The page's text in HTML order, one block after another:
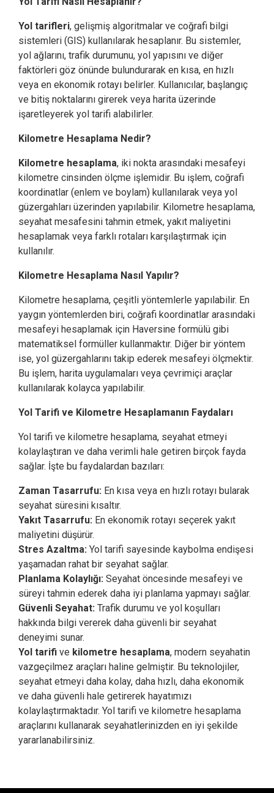
Yol tarifleri, gelişmiş algoritmalar ve coğrafi bilgi
sistemleri (GIS) kullanılarak hesaplanır. Bu sistemler,
yol ağlarını, trafik durumunu, yol yapısını ve diğer
faktörleri göz önünde bulundurarak en kısa, en hızlı
veya en ekonomik rotayı belirler. Kullanıcılar, başlangıç
ve bitiş noktalarını girerek veya harita üzerinde
işaretleyerek yol tarifi alabilirler.
Kilometre Hesaplama Nedir?
Kilometre hesaplama, iki nokta arasındaki mesafeyi
kilometre cinsinden ölçme işlemidir. Bu işlem, coğrafi
koordinatlar (enlem ve boylam) kullanılarak veya yol
güzergahları üzerinden yapılabilir. Kilometre hesaplama,
seyahat mesafesini tahmin etmek, yakıt maliyetini
hesaplamak veya farklı rotaları karşılaştırmak için
kullanılır.
Kilometre Hesaplama Nasıl Yapılır?
Kilometre hesaplama, çeşitli yöntemlerle yapılabilir. En
yaygın yöntemlerden biri, coğrafi koordinatlar arasındaki
mesafeyi hesaplamak için Haversine formülü gibi
matematiksel formüller kullanmaktır. Diğer bir yöntem
ise, yol güzergahlarını takip ederek mesafeyi ölçmektir.
Bu işlem, harita uygulamaları veya çevrimiçi araçlar
kullanılarak kolayca yapılabilir.
Yol Tarifi ve Kilometre Hesaplamanın Faydaları
Yol tarifi ve kilometre hesaplama, seyahat etmeyi
kolaylaştıran ve daha verimli hale getiren birçok fayda
sağlar. İşte bu faydalardan bazıları:
Zaman Tasarrufu: En kısa veya en hızlı rotayı bularak
seyahat süresini kısaltır.
Yakıt Tasarrufu: En ekonomik rotayı seçerek yakıt
maliyetini düşürür.
Stres Azaltma: Yol tarifi sayesinde kaybolma endişesi
yaşamadan rahat bir seyahat sağlar.
Planlama Kolaylığı: Seyahat öncesinde mesafeyi ve
süreyi tahmin ederek daha iyi planlama yapmayı sağlar.
Güvenli Seyahat: Trafik durumu ve yol koşulları
hakkında bilgi vererek daha güvenli bir seyahat
deneyimi sunar.
Yol tarifi ve kilometre hesaplama, modern seyahatin
vazgeçilmez araçları haline gelmiştir. Bu teknolojiler,
seyahat etmeyi daha kolay, daha hızlı, daha ekonomik
ve daha güvenli hale getirerek hayatımızı
kolaylaştırmaktadır. Yol tarifi ve kilometre hesaplama
araçlarını kullanarak seyahatlerinizden en iyi şekilde
yararlanabilirsiniz.